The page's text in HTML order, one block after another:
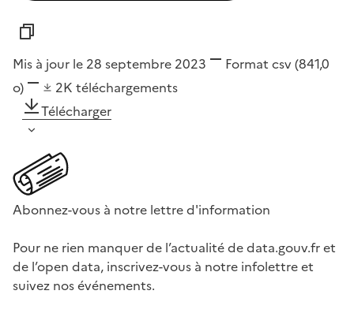
Mis à jour le 28 septembre 2023 Format csv(841,0
o)
2K téléchargements
Télécharger
Abonnez-vous à notre lettre d'information
Pour ne rien manquer de l’actualité de data.gouv.fr et
de l’open data, inscrivez-vous à notre infolettre et
suivez nos événements.